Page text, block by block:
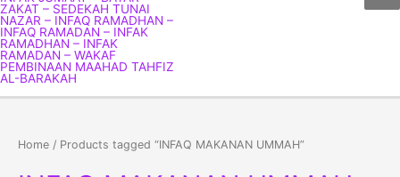
Home / Products tagged “INFAQ MAKANAN UMMAH”